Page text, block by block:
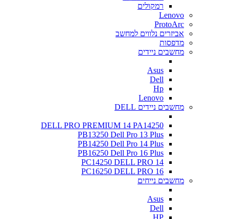
רמקולים
Lenovo
ProtoArc
אביזרים נלווים למחשב
מדפסות
מחשבים ניידים
Asus
Dell
Hp
Lenovo
מחשבים ניידים DELL
DELL PRO PREMIUM 14 PA14250
PB13250 Dell Pro 13 Plus
PB14250 Dell Pro 14 Plus
PB16250 Dell Pro 16 Plus
PC14250 DELL PRO 14
PC16250 DELL PRO 16
מחשבים נייחים
Asus
Dell
HP